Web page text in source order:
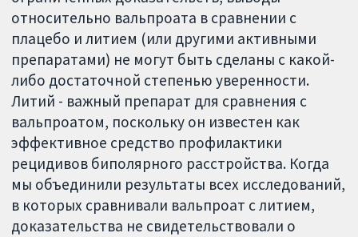
относительно вальпроата в сравнении с
плацебо и литием (или другими активными
препаратами) не могут быть сделаны с какой-
либо достаточной степенью уверенности.
Литий - важный препарат для сравнения с
вальпроатом, поскольку он известен как
эффективное средство профилактики
рецидивов биполярного расстройства. Когда
мы объединили результаты всех исследований,
в которых сравнивали вальпроат с литием,
доказательства не свидетельствовали о